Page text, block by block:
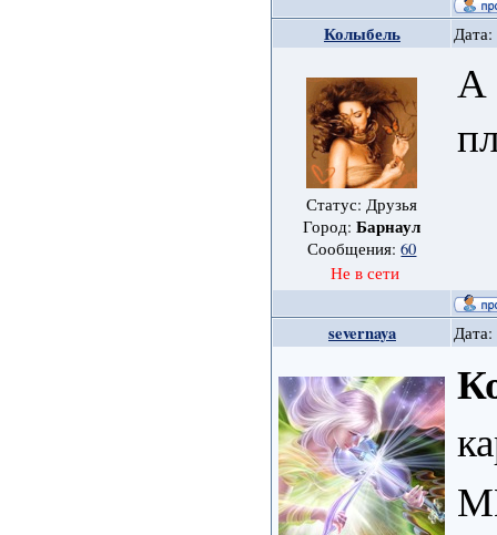
Колыбель
Статус: Друзья
Город:Барнаул
Сообщения:60
Не в сети
А
severnaya